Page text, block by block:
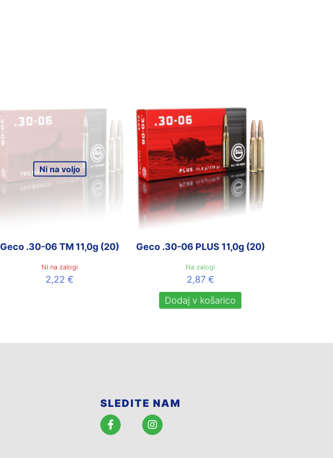
Ni na voljo
Geco .30-06 TM 11,0g (20)
Ni na zalogi
2,22 €
Geco .30-06 PLUS 11,0g (20)
Na zalogi
2,87 €
Dodaj v košarico
SLEDITE NAM